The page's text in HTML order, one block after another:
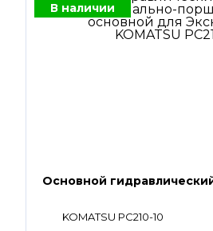
В наличии
Основной
KOMATSU PC210-10